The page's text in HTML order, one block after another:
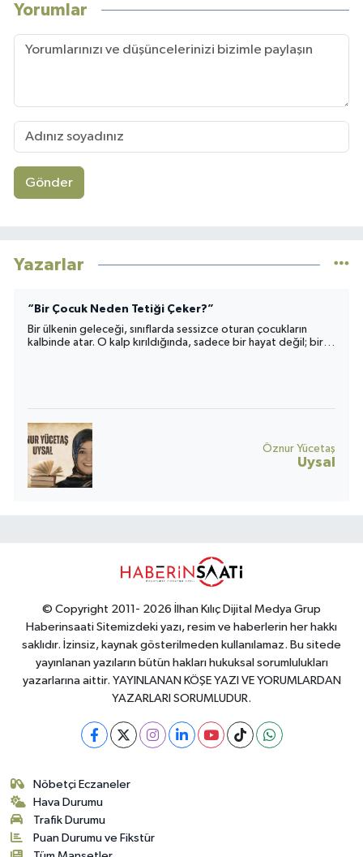
Yorumlar
Gönder
Yazarlar
“Bir Çocuk Neden Tetiği Çeker?”
Bir ülkenin geleceği, sınıflarda sessizce oturan çocukların
kalbinde atar. O kalp kırıldığında, sadece bir hayat değil; bir
Öznur Yücetaş
Uysal
© Copyright 2011- 2026 İlhan Kılıç Dijital Medya Grup
Haberinsaati Sitemizdeki yazı, resim ve haberlerin her hakkı
saklıdır. İzinsiz, kaynak gösterilmeden kullanılamaz. Bu sitede
yayınlanan yazıların bütün hakları hukuksal sorumlulukları
yazarlarına aittir. YAYINLANAN KÖŞE YAZI VE YORUMLARDAN
YAZARLARI SORUMLUDUR.
Nöbetçi Eczaneler
Hava Durumu
Trafik Durumu
Puan Durumu ve Fikstür